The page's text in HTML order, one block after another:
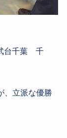
台千葉 千
、立派な優勝